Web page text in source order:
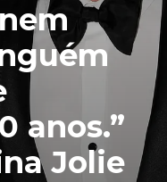
anos.”
Jolie